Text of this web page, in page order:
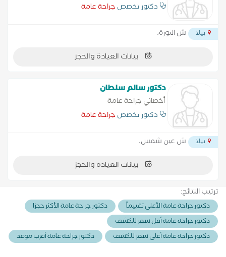
دكتور تخصص جراحة عامة
بيلا ش الثورة،
بيانات العيادة والحجز
دكتور سالم سلطان
أخصائي جراحة عامة
دكتور تخصص جراحة عامة
بيلا ش عين شمس،
بيانات العيادة والحجز
ترتيب النتائج:
دكتور جراحة عامة الأعلى تقييماً
دكتور جراحة عامة الأكثر حجزا
دكتور جراحة عامة أقل سعر للكشف
دكتور جراحة عامة أعلى سعر للكشف
دكتور جراحة عامة أقرب موعد